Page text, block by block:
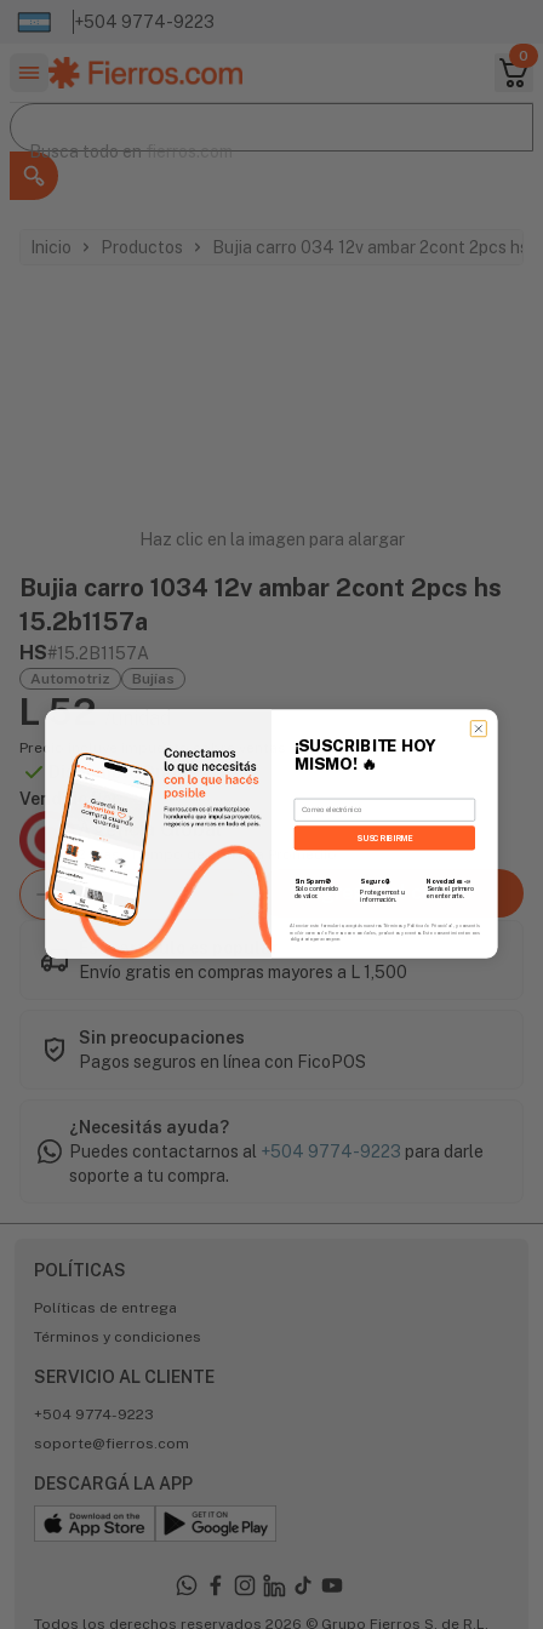
+504 9774-9223
0
Buscar productos
Busca todo en
Busca todo enfierros.com
Inicio Productos Bujia carro 034 12v ambar 2cont 2pcs hs
Haz clic en la imagen para alargar
Bujia carro 1034 12v ambar 2cont 2pcs hs
15.2b1157a
HS#15.2B1157A
Automotriz Bujías
L 52
Precio incluye impuesto sobre ventas
Disponible Online
Vendido Por:
Agencia Global
2 días - Tiempo de Entrega Promedio
Agregar al carrito
Este artículo es popular
Envío gratis en compras mayores a L 1,500
Sin preocupaciones
Pagos seguros en línea con FicoPOS
¿Necesitás ayuda?
Puedes contactarnos al +504 9774-9223 para darle
soporte a tu compra.
POLÍTICAS
Políticas de entrega
Términos y condiciones
SERVICIO AL CLIENTE
+504 9774-9223
soporte@fierros.com
DESCARGÁ LA APP
Todos los derechos reservados 2026 © Grupo Fierros S. de R.L.
¡SUSCRIBITE HOY
MISMO! 🔥
Email
SUSCRIBIRME
Sin Spam 🚫
Solo contenido
de valor.
Seguro 🔒
Protegemos tu
información.
Novedades📣
Serás el primero
en enterarte.
Al enviar este formulario, aceptás nuestros Términos y Política de Privacidad, y consentís
recibir correos de Fierros con novedades, productos y eventos. Este consentimiento no es
obligatorio para comprar.